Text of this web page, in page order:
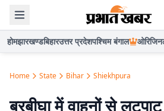
होमझारखण्डबिहारउत्तर प्रदेशपश्चिम बंगाल
Home State Bihar Shiekhpura
बरबीघा में वाहनों से